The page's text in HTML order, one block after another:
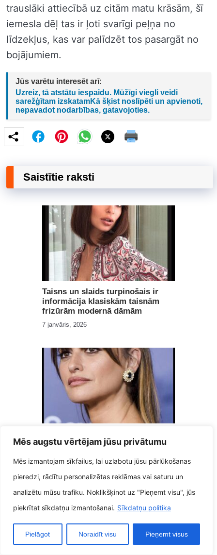
Mēs augstu vērtējam jūsu privātumu
Mēs izmantojam sīkfailus, lai uzlabotu jūsu pārlūkošanas
pieredzi, rādītu personalizētas reklāmas vai saturu un
analizētu mūsu trafiku. Noklikšķinot uz "Pieņemt visu", jūs
piekrītat sīkdatņu izmantošanai. Sīkdatņu politika
Pielāgot Noraidīt visu Pieņemt visus
trauslāki attiecībā uz citām matu krāsām, šī
iemesla dēļ tas ir ļoti svarīgi peļņa no
līdzekļus, kas var palīdzēt tos pasargāt no
bojājumiem.
Jūs varētu interesēt arī:
Uzreiz, tā atstātu iespaidu. Mūžīgi viegli veidi
sarežģītam izskatamKā šķist noslīpēti un apvienoti,
nepavadot nodarbības, gatavojoties.
Saistītie raksti
Taisns un slaids turpinošais ir
informācija klasiskām taisnām
frizūrām modernā dāmām
7 janvāris, 2026
Brunette Bangs pārņem
18 janvāris, 2026